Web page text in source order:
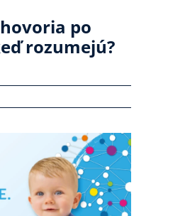
po
rozumejú?